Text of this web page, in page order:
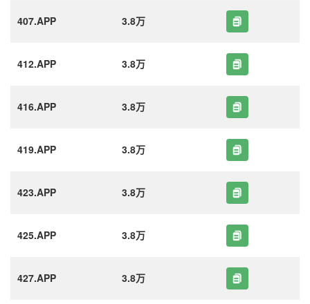
407.APP 3.8万
412.APP 3.8万
416.APP 3.8万
419.APP 3.8万
423.APP 3.8万
425.APP 3.8万
427.APP 3.8万